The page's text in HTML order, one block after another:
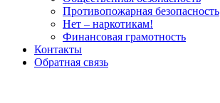
Противопожарная безопасность
Нет – наркотикам!
Финансовая грамотность
Контакты
Обратная связь